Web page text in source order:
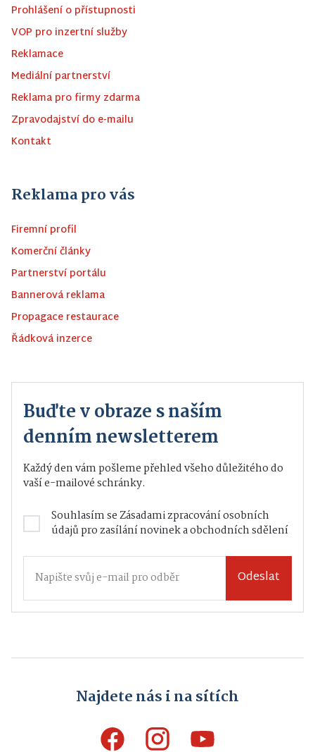
Prohlášení o přístupnosti
VOP pro inzertní služby
Reklamace
Mediální partnerství
Reklama pro firmy zdarma
Zpravodajství do e-mailu
Kontakt
Reklama pro vás
Firemní profil
Komerční články
Partnerství portálu
Bannerová reklama
Propagace restaurace
Řádková inzerce
Buďte v obraze s naším
denním newsletterem
Každý den vám pošleme přehled všeho důležitého do
vaší e-mailové schránky.
Souhlasím seZásadami zpracování osobních
údajůpro zasílání novinek a obchodních sdělení
Odeslat
Najdete nás i na sítích